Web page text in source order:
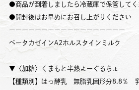
●商品が到着しましたら冷蔵庫で保管してく
●開封後はお早めにお召し上がりください
ーーーーーーーーーーーーーーーーーー
ベータカゼインA2ホルスタインミルク
▼〈加糖〉くまもと半熟よーぐるちょ
【種類別】はっ酵乳 無脂乳固形分8.8％